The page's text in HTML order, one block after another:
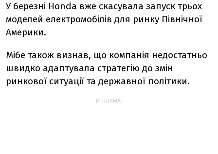
У березні Honda вже скасувала запуск трьох
моделей електромобілів для ринку Північної
Америки.
Мібе також визнав, що компанія недостатньо
швидко адаптувала стратегію до змін
ринкової ситуації та державної політики.
РЕКЛАМА: